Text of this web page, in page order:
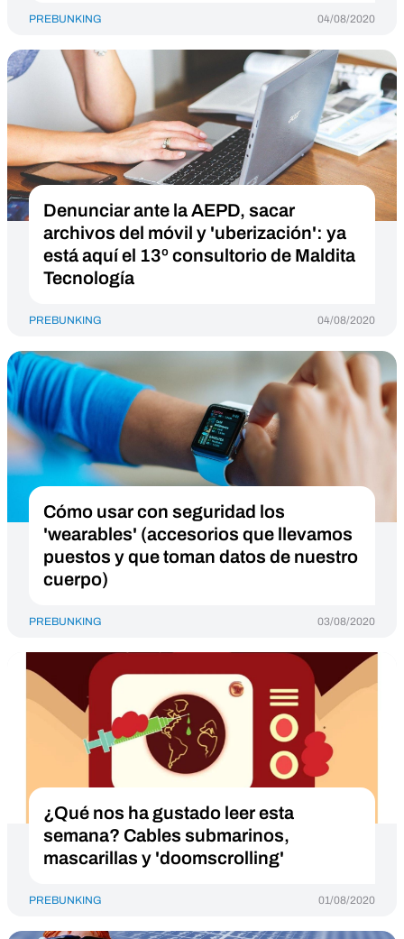
PREBUNKING 04/08/2020
Denunciar ante la AEPD, sacar
archivos del móvil y 'uberización': ya
está aquí el 13º consultorio de Maldita
Tecnología
PREBUNKING 04/08/2020
Cómo usar con seguridad los
'wearables' (accesorios que llevamos
puestos y que toman datos de nuestro
cuerpo)
PREBUNKING 03/08/2020
¿Qué nos ha gustado leer esta
semana? Cables submarinos,
mascarillas y 'doomscrolling'
PREBUNKING 01/08/2020